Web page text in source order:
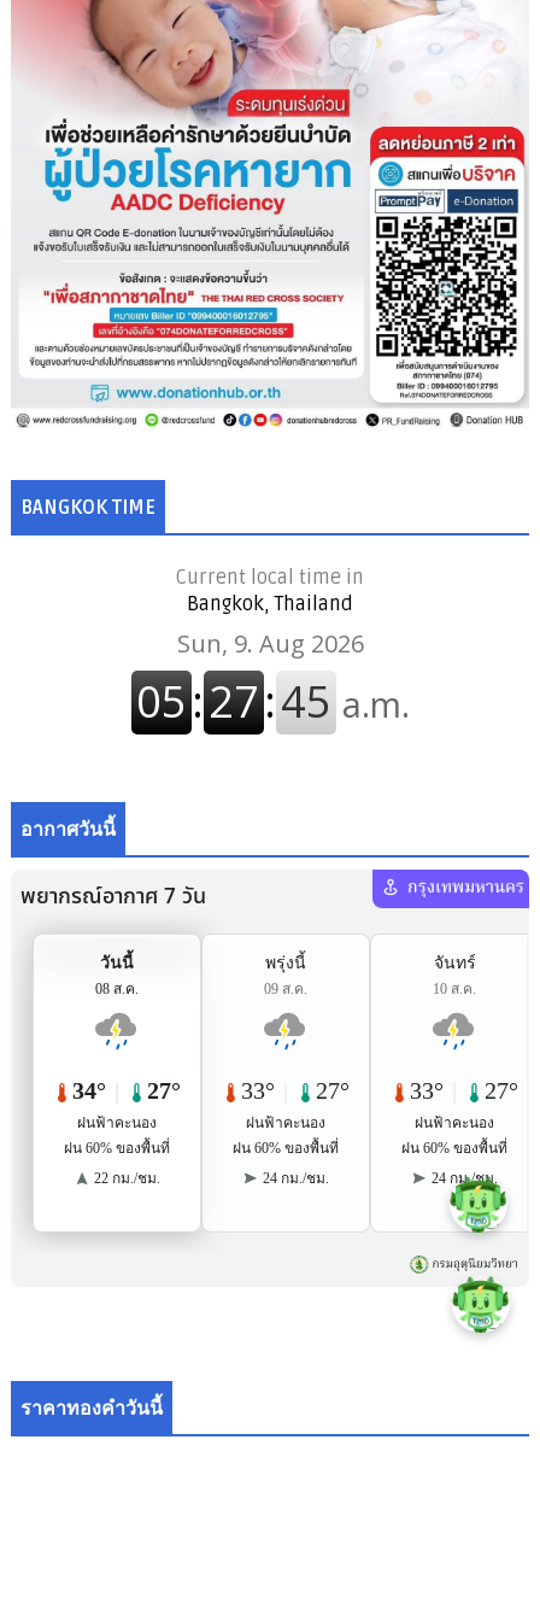
BANGKOK TIME
Current local time in
Bangkok, Thailand
อากาศวันนี้
ราคาทองคำวันนี้